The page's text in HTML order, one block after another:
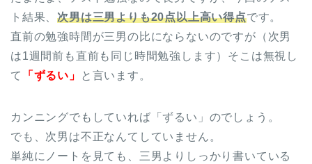
ト結果、次男は三男よりも20点以上高い得点です。
直前の勉強時間が三男の比にならないのですが（次男
は1週間前も直前も同じ時間勉強します）そこは無視し
て
「ずるい」 と言います。
カンニングでもしていれば「ずるい」のでしょう。
でも、次男は不正なんてしていません。
単純にノートを見ても、三男よりしっかり書いている